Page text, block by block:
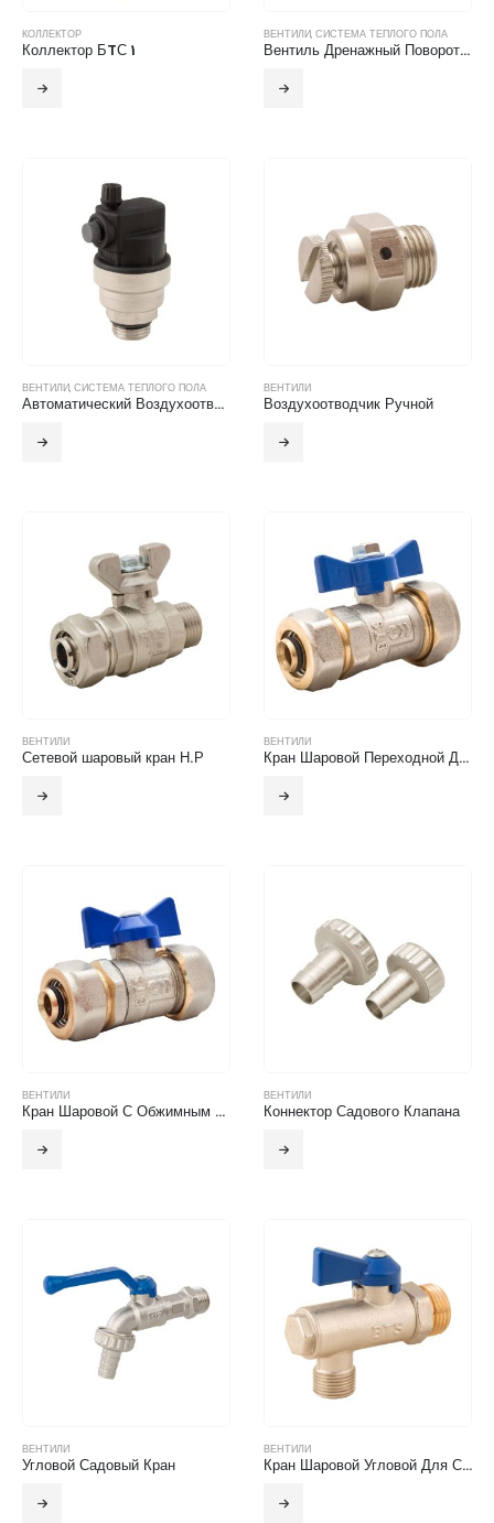
КОЛЛЕКТОР
Коллектор БTС 1
ВЕНТИЛИ, СИСТЕМА ТЕПЛОГО ПОЛА
Вентиль Дренажный Поворотный С Заглушкой
ВЕНТИЛИ, СИСТЕМА ТЕПЛОГО ПОЛА
Автоматический Воздухоотводчик Прямое Подключение
ВЕНТИЛИ
Воздухоотводчик Ручной
ВЕНТИЛИ
Сетевой шаровый кран Н.Р
ВЕНТИЛИ
Кран Шаровой Переходной Для Металлопластиковых Труб
ВЕНТИЛИ
Кран Шаровой С Обжимным Соединением
ВЕНТИЛИ
Коннектор Садового Клапана
ВЕНТИЛИ
Угловой Садовый Кран
ВЕНТИЛИ
Кран Шаровой Угловой Для Смесителя